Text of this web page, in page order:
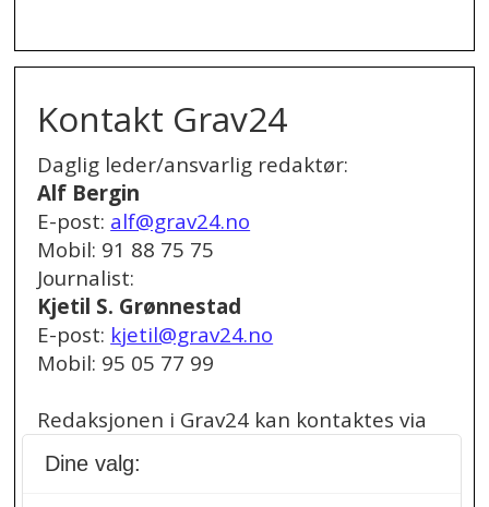
Kontakt Grav24
Daglig leder/ansvarlig redaktør:
Alf Bergin
E-post: alf@grav24.no
Mobil: 91 88 75 75
Journalist:
Kjetil S. Grønnestad
E-post: kjetil@grav24.no
Mobil: 95 05 77 99
Redaksjonen i Grav24 kan kontaktes via
redaksjon@grav24.no
Dine valg: